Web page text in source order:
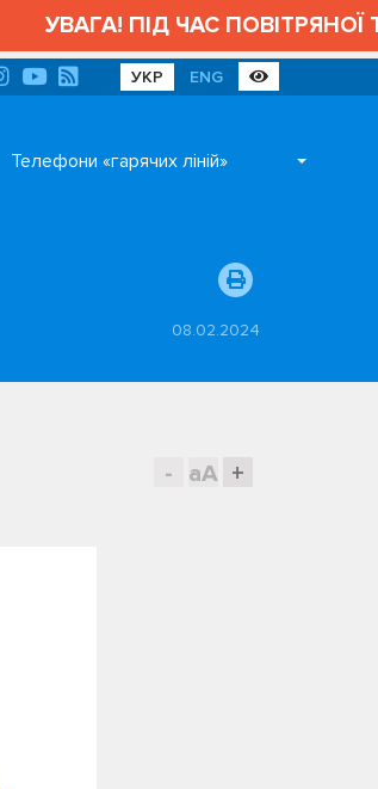
УВАГА! ПІД ЧАС ПОВІТРЯНОЇ
УКР ENG
Телефони «гарячих ліній»
08.02.2024
- aA +